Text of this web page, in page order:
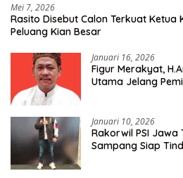
Mei 7, 2026
Rasito Disebut Calon Terkuat Ketua
Peluang Kian Besar
Januari 16, 2026
Figur Merakyat,
Utama Jelang
Januari 10, 2026
Rakorwil PSI Jawa
Sampang Siap